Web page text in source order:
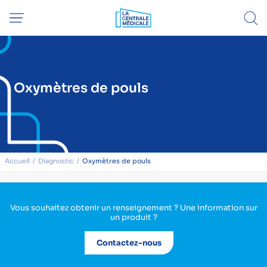
Oxymètres de pouls
Accueil Diagnostic Oxymètres de pouls
Vous souhaitez obtenir un renseignement ? Une information sur
un produit ?
Contactez-nous